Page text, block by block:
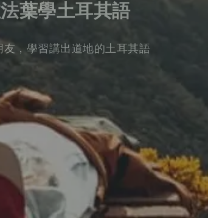
葉學土耳其語
，學習講出道地的土耳其語